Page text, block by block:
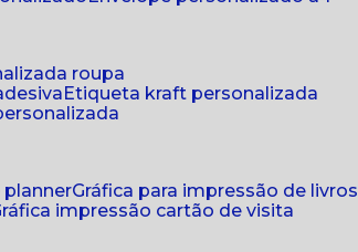
roupa
etiqueta kraft personalizada
planner
gráfica para impressão de livros
gráfica impressão cartão de visita